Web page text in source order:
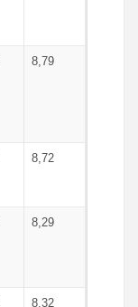
8,79
8,72
8,29
8,32